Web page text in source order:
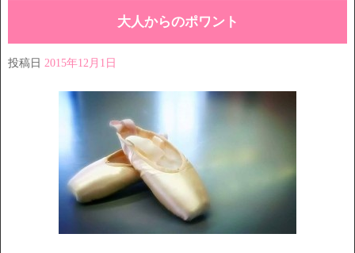
大人からのポワント
投稿日 2015年12月1日